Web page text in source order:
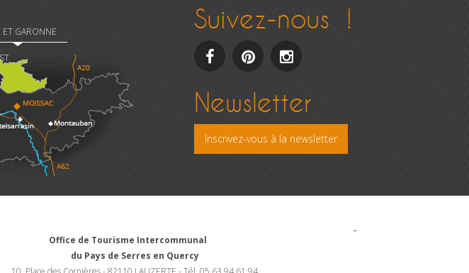
ET GARONNE Suivez-nous !
facebookpinterest
Newsletter
Inscrivez-vous à la newsletter
-
Office de Tourisme Intercommunal
du Pays de Serres en Quercy